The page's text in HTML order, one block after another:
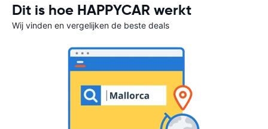
Dit is hoe HAPPYCAR werkt
Wij vinden en vergelijken de beste deals